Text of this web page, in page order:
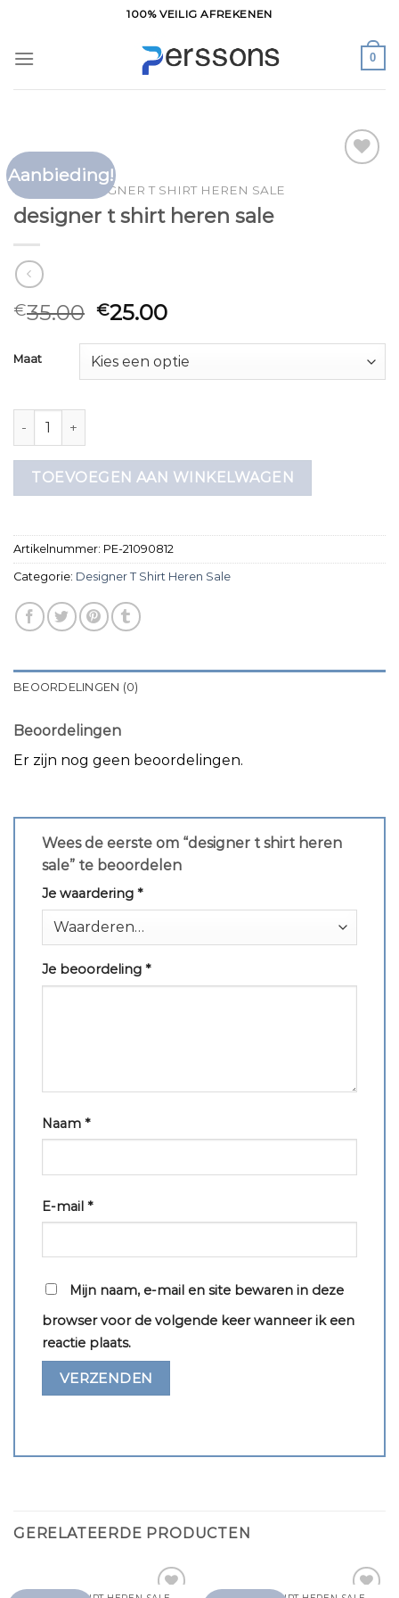
inhoud
100% VEILIG AFREKENEN
0
Aanbieding!
HOME DESIGNER T SHIRT HEREN SALE
designer t shirt heren sale
€35.00 €25.00
Maat
designer t shirt heren sale aantal
TOEVOEGEN AAN WINKELWAGEN
Artikelnummer: PE-21090812
Categorie: Designer T Shirt Heren Sale
BEOORDELINGEN (0)
Beoordelingen
Er zijn nog geen beoordelingen.
Wees de eerste om “designer t shirt heren
sale” te beoordelen
Je waardering *
Je beoordeling *
Naam *
E-mail *
Mijn naam, e-mail en site bewaren in deze
browser voor de volgende keer wanneer ik een
reactie plaats.
GERELATEERDE PRODUCTEN